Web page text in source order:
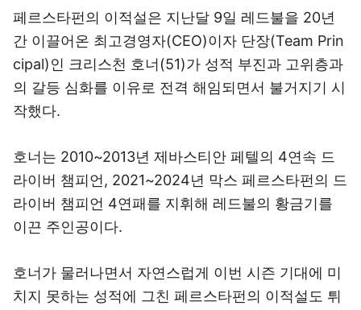
페르스타펀의 이적설은 지난달 9일 레드불을 20년
간 이끌어온 최고경영자(CEO)이자 단장(Team Prin
cipal)인 크리스천 호너(51)가 성적 부진과 고위층과
의 갈등 심화를 이유로 전격 해임되면서 불거지기 시
작했다.
호너는 2010~2013년 제바스티안 페텔의 4연속 드
라이버 챔피언, 2021~2024년 막스 페르스타펀의 드
라이버 챔피언 4연패를 지휘해 레드불의 황금기를
이끈 주인공이다.
호너가 물러나면서 자연스럽게 이번 시즌 기대에 미
치지 못하는 성적에 그친 페르스타펀의 이적설도 튀